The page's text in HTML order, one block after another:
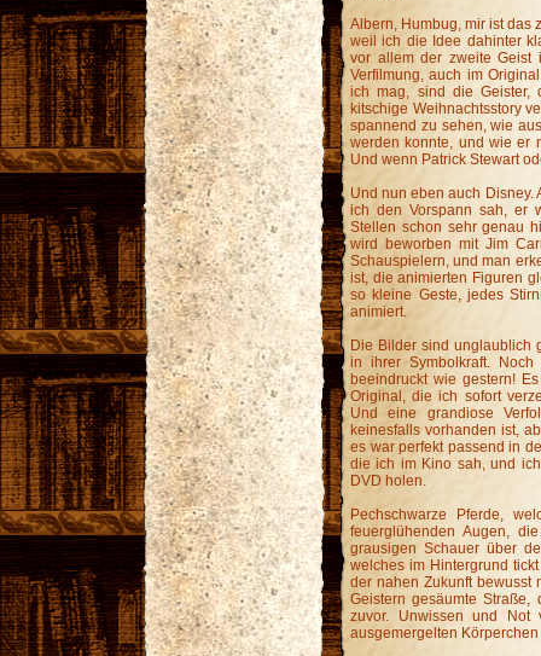
Albern, Humbug, mir ist das
weil ich die Idee dahinter
vor allem der zweite Geist
Verfilmung, auch im
ich mag, sind die Geister,
kitschige Weihnachtsstory
spannend zu sehen, wie
werden konnte, und wie er
Und wenn Patrick Stewart
Und nun eben auch Disney.
ich den Vorspann sah, er
Stellen schon sehr genau
wird beworben mit Jim
Schauspielern, und man
ist, die animierten Figuren
so kleine Geste, jedes
animiert.
Die Bilder sind unglaublich
in ihrer Symbolkraft.
beeindruckt wie gestern!
Original, die ich sofort
Und eine grandiose
keinesfalls vorhanden ist,
es war perfekt passend in
die ich im Kino sah, und
DVD holen.
Pechschwarze Pferde,
feuerglühenden Augen,
grausigen Schauer über
welches im Hintergrund
der nahen Zukunft bewusst
Geistern gesäumte
zuvor. Unwissen und Not
ausgemergelten